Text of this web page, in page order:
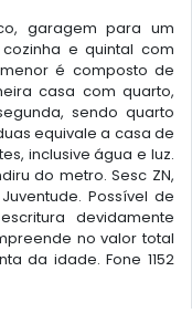
garagem para um
e quintal com
é composto de
casa com quarto,
sendo quarto
equivale a casa de
inclusive água e luz.
do metro. Sesc ZN,
Possível de
devidamente
no valor total
da idade. Fone 1152